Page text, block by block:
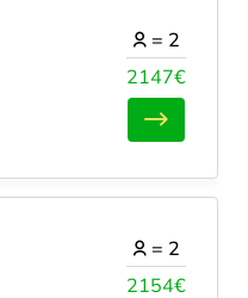
2147€
= 2
2154€
= 2